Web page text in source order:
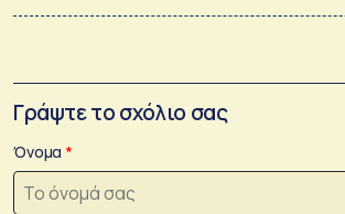
Γράψτε το σχόλιο σας
Όνομα